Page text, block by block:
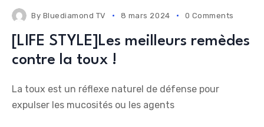
By Bluediamond TV 8 mars 2024 0 Comments
[LIFE STYLE]Les meilleurs remèdes
contre la toux !
La toux est un réflexe naturel de défense pour
expulser les mucosités ou les agents